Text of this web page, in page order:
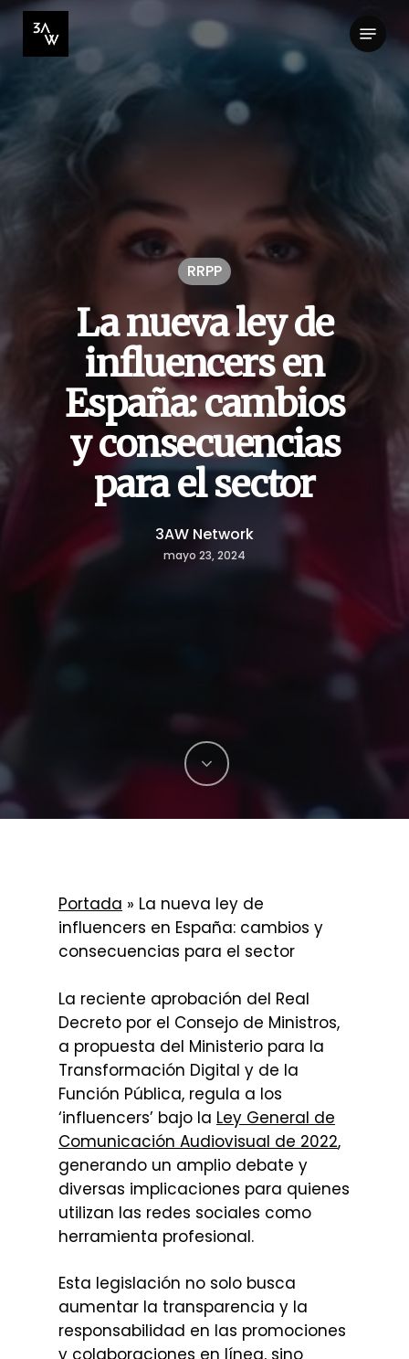
Skip
main
RRPP
La nueva ley de
influencers en
España: cambios
y consecuencias
para el sector
3AW Network
mayo 23, 2024
Portada » La nueva ley de
influencers en España: cambios y
consecuencias para el sector
La reciente aprobación del Real
Decreto por el Consejo de Ministros,
a propuesta del Ministerio para la
Transformación Digital y de la
Función Pública, regula a los
‘influencers’ bajo la Ley General de
Comunicación Audiovisual de 2022,
generando un amplio debate y
diversas implicaciones para quienes
utilizan las redes sociales como
herramienta profesional.
Esta legislación no solo busca
aumentar la transparencia y la
responsabilidad en las promociones
y colaboraciones en línea, sino
Close
Menu